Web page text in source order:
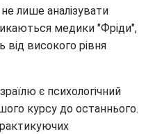
лише аналізувати
медики "Фріди",
від високого рівня
є психологічний
курсу до останнього.